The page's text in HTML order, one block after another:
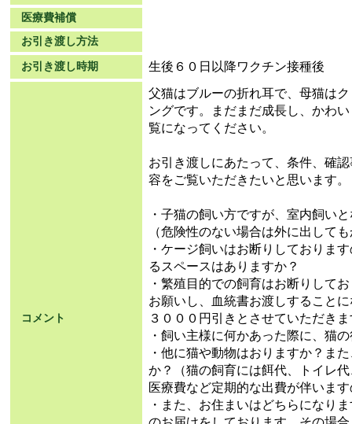
医療費補償
お引き渡し方法
お引き渡し時期 生後６０日以降ワクチン接種後
コメント
父猫はブルーの折れ耳で、母猫は
ングです。まだまだ成長し、かわ
覧になってください。
お引き渡しにあたって、条件、確
容をご覧いただきたいと思います。
・子猫の飼い方ですが、室内飼い
（危険性のない場合は外に出して
・ケージ飼いはお断りしておりま
るスペースはありますか？
・繁殖目的での飼育はお断りして
お願いし、血統書お渡しすること
３０００円引きとさせていただき
・飼い主様に何かあった際に、猫
・他に猫や動物はおりますか？ま
か？（猫の飼育には餌代、トイレ
医療費など定期的な出費が伴いま
・また、お住まいはどちらになり